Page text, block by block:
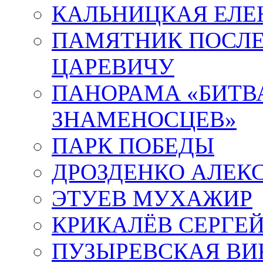
КАЛЬНИЦКАЯ
ПАМЯТНИК
ЦАРЕВИЧУ
ПАНОРАМА
ЗНАМЕНОСЦЕВ»
ПАРК ПОБЕДЫ
ДРОЗДЕНКО
ЭТУЕВ МУХАЖИР
КРИКАЛЁВ
ПУЗЫРЕВСКАЯ